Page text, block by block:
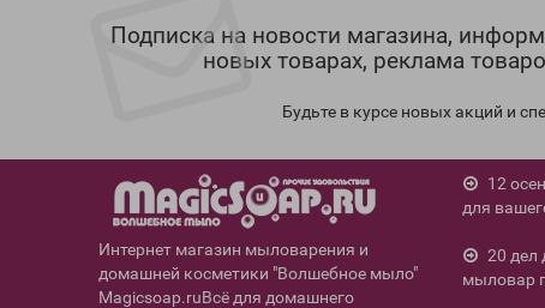
Подписка на новости магазина,
новых товарах, реклама
Будьте в курсе новых акций и
Интернет магазин мыловарения и
домашней косметики "Волшебное мыло"
Magicsoap.ruВсё для домашнего
12
для
20 дел
мыловар